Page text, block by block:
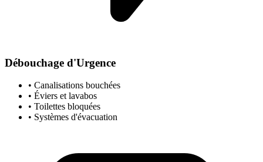
Débouchage d'Urgence
• Canalisations bouchées
• Éviers et lavabos
• Toilettes bloquées
• Systèmes d'évacuation